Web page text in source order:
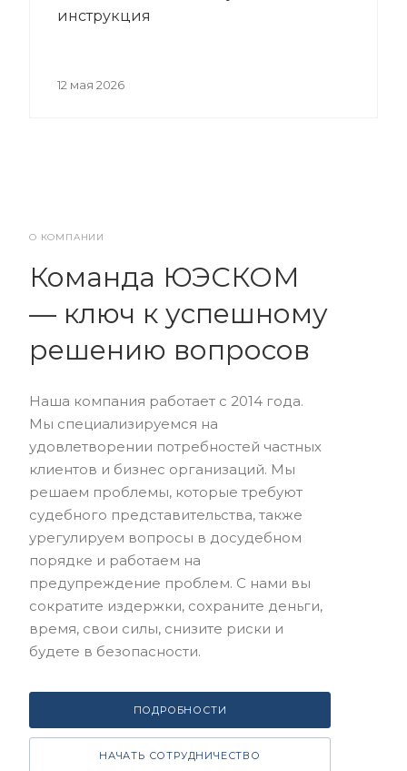
инструкция
12 мая 2026
О КОМПАНИИ
Команда ЮЭСКОМ
— ключ к успешному
решению вопросов
Наша компания работает с 2014 года.
Мы специализируемся на
удовлетворении потребностей частных
клиентов и бизнес организаций. Мы
решаем проблемы, которые требуют
судебного представительства, также
урегулируем вопросы в досудебном
порядке и работаем на
предупреждение проблем. С нами вы
сократите издержки, сохраните деньги,
время, свои силы, снизите риски и
будете в безопасности.
ПОДРОБНОСТИ
НАЧАТЬ СОТРУДНИЧЕСТВО